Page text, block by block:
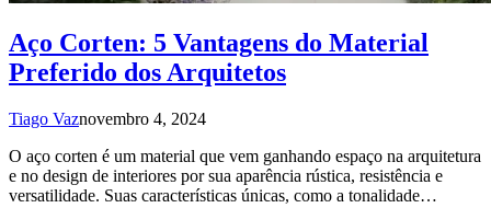
Aço Corten: 5 Vantagens do Material
Preferido dos Arquitetos
Tiago Vaznovembro 4, 2024
O aço corten é um material que vem ganhando espaço na arquitetura
e no design de interiores por sua aparência rústica, resistência e
versatilidade. Suas características únicas, como a tonalidade…